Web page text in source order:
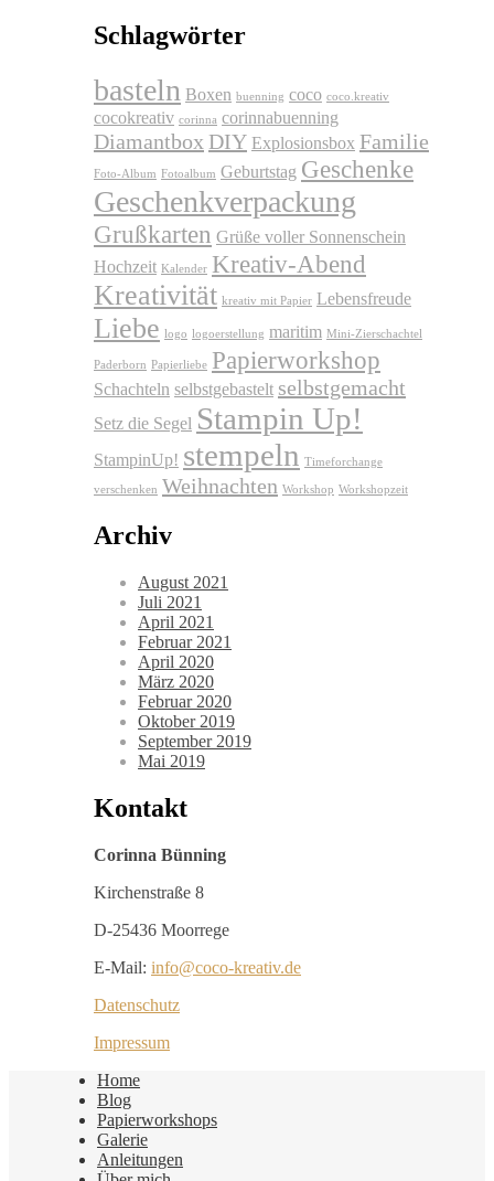
Schlagwörter
basteln Boxen buenning coco coco.kreativ
cocokreativ corinna corinnabuenning
Diamantbox DIY Explosionsbox Familie
Foto-Album Fotoalbum Geburtstag Geschenke
Geschenkverpackung
Grußkarten Grüße voller Sonnenschein
Hochzeit Kalender Kreativ-Abend
Kreativität kreativ mit Papier Lebensfreude
Liebe logo logoerstellung maritim Mini-Zierschachtel
Paderborn Papierliebe Papierworkshop
Schachteln selbstgebastelt selbstgemacht
Setz die Segel Stampin Up!
StampinUp! stempeln Timeforchange
verschenken Weihnachten Workshop Workshopzeit
Archiv
August 2021
Juli 2021
April 2021
Februar 2021
April 2020
März 2020
Februar 2020
Oktober 2019
September 2019
Mai 2019
Kontakt
Corinna Bünning
Kirchenstraße 8
D-25436 Moorrege
E-Mail: info@coco-kreativ.de
Datenschutz
Impressum
Home
Blog
Papierworkshops
Galerie
Anleitungen